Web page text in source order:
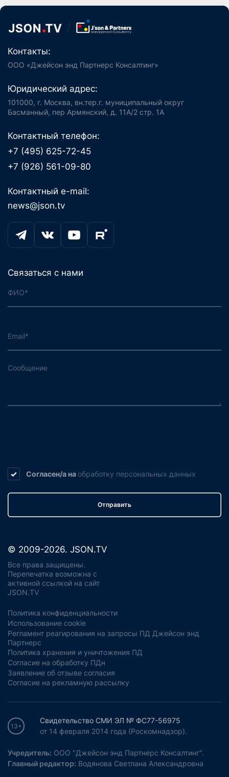
Контакты:
ООО «Джейсон энд Партнерс Консалтинг»
Юридический адрес:
101000, г. Москва, вн.тер.г. муниципальный округ
Басманный, пер Армянский, д. 11А/2 стр. 1А
Контактный телефон:
+7 (495) 625-72-45
+7 (926) 561-09-80
Контактный e-mail:
news@json.tv
Связаться с нами
Согласен/а на обработку персональных данных
Отправить
© 2009-2026. JSON.TV
Все права защищены.
Перепечатка возможна с
активной ссылкой на сайт
JSON.TV
Политика конфиденциальности
Использование cookie
Регламент реагирования на запросы ПД Джейсон энд
Партнерс
Политика хранения и уничтожения ПД
Согласие на обработку ПДн
Заявление об отзыве согласия
Согласие на рекламную рассылку
13+
Свидетельство СМИ ЭЛ № ФС77-56975
от 14 февраля 2014 года (Роскомнадзор).
Учредитель: ООО "Джейсон энд Партнерс Консалтинг".
Главный редактор: Водянова Светлана Александровна